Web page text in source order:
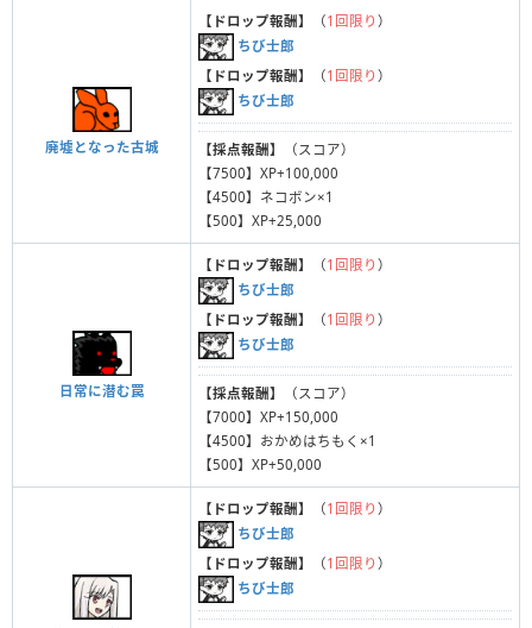
廃墟となった古城
【ドロップ報酬】 （1回限り ）
ちび士郎
【ドロップ報酬】
（1回限り ）
ちび士郎
【採点報酬】
（スコア）
【7500】XP+100,000
【4500】ネコボン×1
【500】XP+25,000
日常に潜む罠
【ドロップ報酬】 （1回限り ）
ちび士郎
【ドロップ報酬】
（1回限り ）
ちび士郎
【採点報酬】
（スコア）
【7000】XP+150,000
【4500】おかめはちもく×1
【500】XP+50,000
【ドロップ報酬】 （1回限り ）
ちび士郎
【ドロップ報酬】
（1回限り ）
ちび士郎